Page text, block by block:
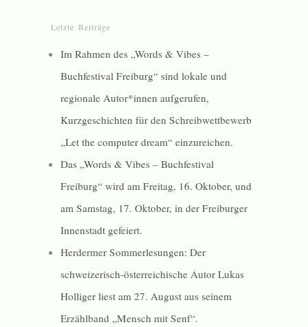
Letzte Beiträge
Im Rahmen des „Words & Vibes –
Buchfestival Freiburg“ sind lokale und
regionale Autor*innen aufgerufen,
Kurzgeschichten für den Schreibwettbewerb
„Let the computer dream“ einzureichen.
Das „Words & Vibes – Buchfestival
Freiburg“ wird am Freitag, 16. Oktober, und
am Samstag, 17. Oktober, in der Freiburger
Innenstadt gefeiert.
Herdermer Sommerlesungen: Der
schweizerisch-österreichische Autor Lukas
Holliger liest am 27. August aus seinem
Erzählband „Mensch mit Senf“.